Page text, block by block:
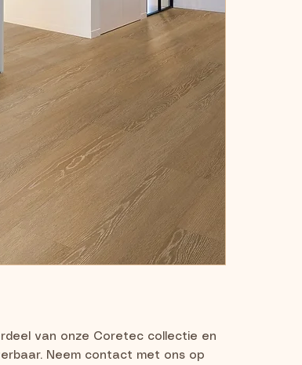
van onze Coretec collectie en
Neem contact met ons op